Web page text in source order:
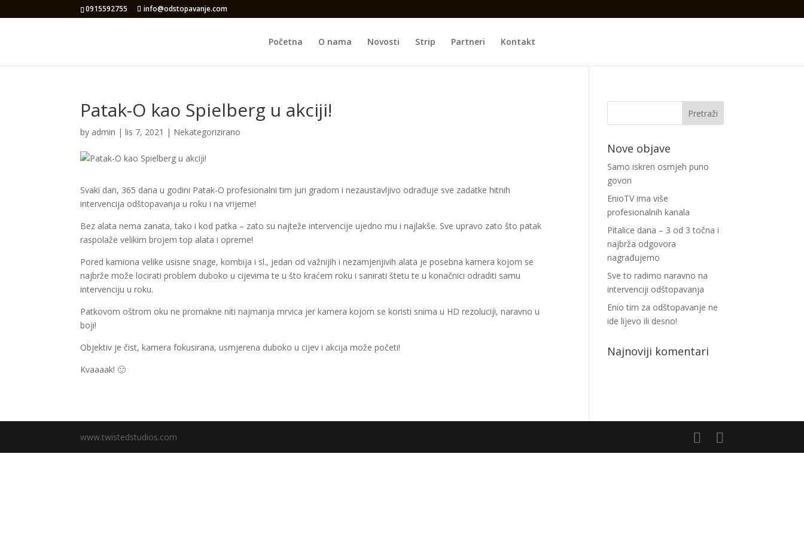
0915592755 info@odstopavanje.com
Početna O nama Novosti Strip Partneri Kontakt
Patak-O kao Spielberg u akciji!
by admin |lis 7, 2021 | Nekategorizirano
Svaki dan, 365 dana u godini Patak-O profesionalni tim juri gradom i nezaustavljivo odrađuje sve zadatke hitnih
intervencija odštopavanja u roku i na vrijeme!
Bez alata nema zanata, tako i kod patka – zato su najteže intervencije ujedno mu i najlakše. Sve upravo zato što patak
raspolaže velikim brojem top alata i opreme!
Pored kamiona velike usisne snage, kombija i sl., jedan od važnijih i nezamjenjivih alata je posebna kamera kojom se
najbrže može locirati problem duboko u cijevima te u što kraćem roku i sanirati štetu te u konačnici odraditi samu
intervenciju u roku.
Patkovom oštrom oku ne promakne niti najmanja mrvica jer kamera kojom se koristi snima u HD rezoluciji, naravno u
boji!
Objektiv je čist, kamera fokusirana, usmjerena duboko u cijev i akcija može početi!
Kvaaaak! 🙂
Nove objave
Samo iskren osmjeh puno
govori
EnioTV ima više
profesionalnih kanala
Pitalice dana – 3 od 3 točna i
najbrža odgovora
nagrađujemo
Sve to radimo naravno na
intervenciji odštopavanja
Enio tim za odštopavanje ne
ide lijevo ili desno!
Najnoviji komentari
www.twistedstudios.com